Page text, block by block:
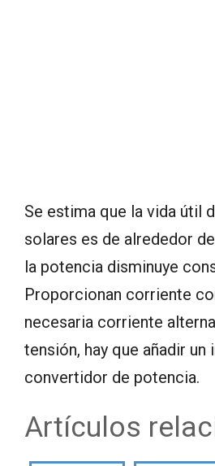
Se estima que la vida útil
solares es de alrededor
la potencia disminuye
Proporcionan corriente
necesaria corriente
tensión, hay que añadir un
convertidor de potencia.
Artículos